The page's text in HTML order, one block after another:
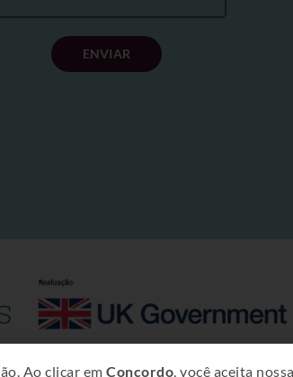
ENVIAR
Copyright © 2025 – Projeto Rural
Ao clicar emConcordo, você aceita